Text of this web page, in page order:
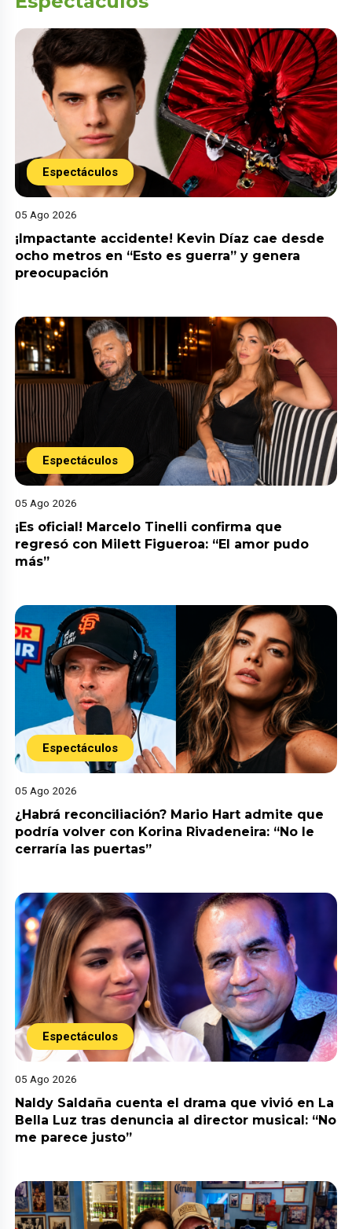
Espectáculos
05 Ago 2026
¡Impactante accidente! Kevin Díaz cae desde
ocho metros en “Esto es guerra” y genera
preocupación
Espectáculos
05 Ago 2026
¡Es oficial! Marcelo Tinelli confirma que
regresó con Milett Figueroa: “El amor pudo
más”
Espectáculos
05 Ago 2026
¿Habrá reconciliación? Mario Hart admite que
podría volver con Korina Rivadeneira: “No le
cerraría las puertas”
Espectáculos
05 Ago 2026
Naldy Saldaña cuenta el drama que vivió en La
Bella Luz tras denuncia al director musical: “No
me parece justo”